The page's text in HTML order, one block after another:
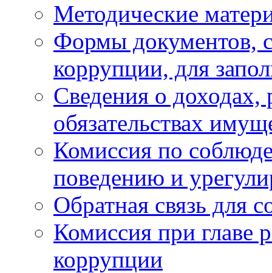
Методические
Формы документов,
коррупции, для
Сведения о доходах,
обязательствах
Комиссия по
поведению и
Обратная связь для
Комиссия при главе
коррупции